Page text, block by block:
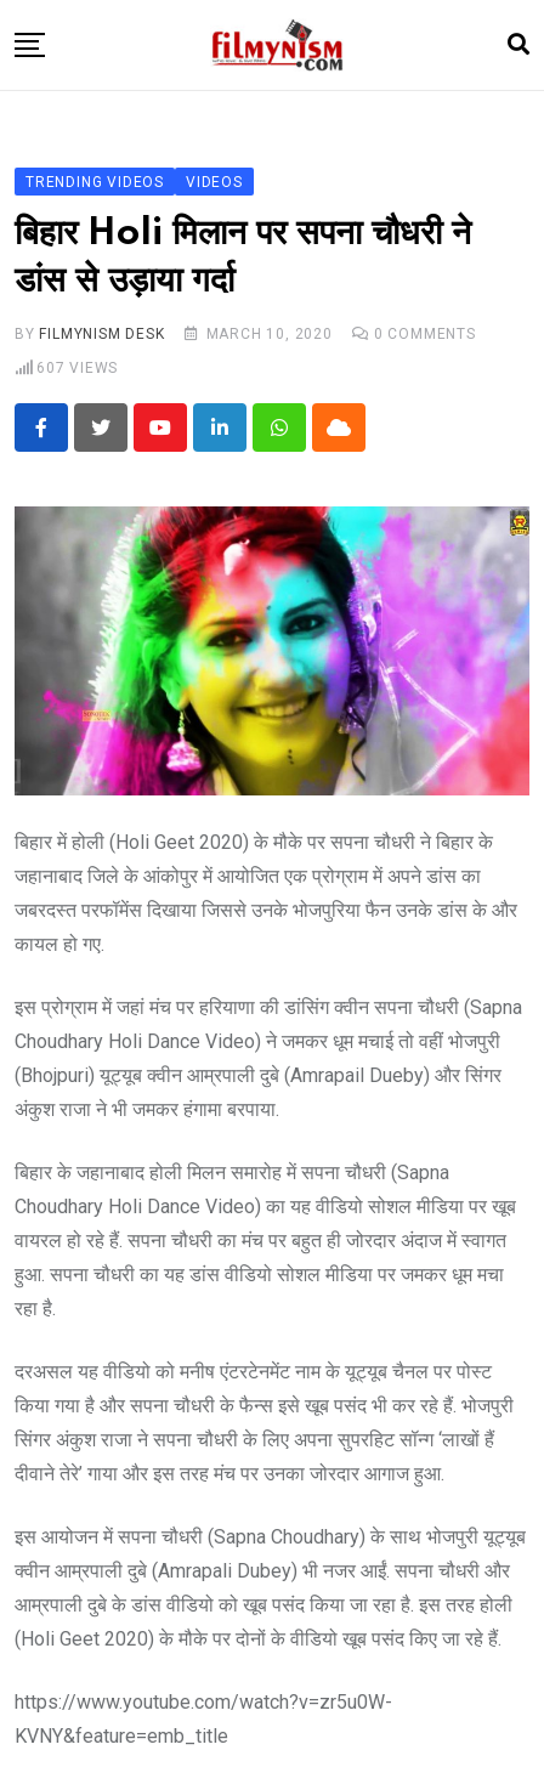
to
TELEVISION
BHOJPURI
NEWS ABTAK
STARRY SIDES
TRENDING VIDEOS VIDEOS
बिहार Holi मिलान पर सपना चौधरी ने
डांस से उड़ाया गर्दा
BY FILMYNISM DESK MARCH 10, 2020 0 COMMENTS
607 VIEWS
YoutubeLinkedInWhatsappCloud
बिहार में होली (Holi Geet 2020) के मौके पर सपना चौधरी ने बिहार के
जहानाबाद जिले के आंकोपुर में आयोजित एक प्रोग्राम में अपने डांस का
जबरदस्त परफॉमेंस दिखाया जिससे उनके भोजपुरिया फैन उनके डांस के और
कायल हो गए.
इस प्रोग्राम में जहां मंच पर हरियाणा की डांसिंग क्वीन सपना चौधरी (Sapna
Choudhary Holi Dance Video) ने जमकर धूम मचाई तो वहीं भोजपुरी
(Bhojpuri) यूट्यूब क्वीन आम्रपाली दुबे (Amrapail Dueby) और सिंगर
अंकुश राजा ने भी जमकर हंगामा बरपाया.
बिहार के जहानाबाद होली मिलन समारोह में सपना चौधरी (Sapna
Choudhary Holi Dance Video) का यह वीडियो सोशल मीडिया पर खूब
वायरल हो रहे हैं. सपना चौधरी का मंच पर बहुत ही जोरदार अंदाज में स्वागत
हुआ. सपना चौधरी का यह डांस वीडियो सोशल मीडिया पर जमकर धूम मचा
रहा है.
दरअसल यह वीडियो को मनीष एंटरटेनमेंट नाम के यूट्यूब चैनल पर पोस्ट
किया गया है और सपना चौधरी के फैन्स इसे खूब पसंद भी कर रहे हैं. भोजपुरी
सिंगर अंकुश राजा ने सपना चौधरी के लिए अपना सुपरहिट सॉन्ग ‘लाखों हैं
दीवाने तेरे’ गाया और इस तरह मंच पर उनका जोरदार आगाज हुआ.
इस आयोजन में सपना चौधरी (Sapna Choudhary) के साथ भोजपुरी यूट्यूब
क्वीन आम्रपाली दुबे (Amrapali Dubey) भी नजर आईं. सपना चौधरी और
आम्रपाली दुबे के डांस वीडियो को खूब पसंद किया जा रहा है. इस तरह होली
(Holi Geet 2020) के मौके पर दोनों के वीडियो खूब पसंद किए जा रहे हैं.
https://www.youtube.com/watch?v=zr5u0W-
KVNY&feature=emb_title